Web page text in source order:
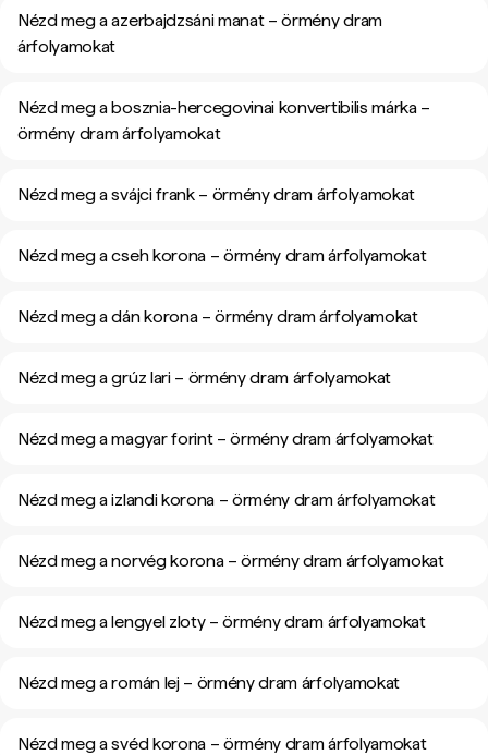
Nézd meg a azerbajdzsáni manat – örmény dram
árfolyamokat
Nézd meg a bosznia-hercegovinai konvertibilis márka –
örmény dram árfolyamokat
Nézd meg a svájci frank – örmény dram árfolyamokat
Nézd meg a cseh korona – örmény dram árfolyamokat
Nézd meg a dán korona – örmény dram árfolyamokat
Nézd meg a grúz lari – örmény dram árfolyamokat
Nézd meg a magyar forint – örmény dram árfolyamokat
Nézd meg a izlandi korona – örmény dram árfolyamokat
Nézd meg a norvég korona – örmény dram árfolyamokat
Nézd meg a lengyel zloty – örmény dram árfolyamokat
Nézd meg a román lej – örmény dram árfolyamokat
Nézd meg a svéd korona – örmény dram árfolyamokat